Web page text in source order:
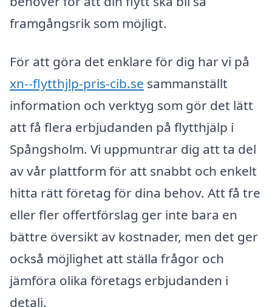
framgångsrik som möjligt.
För att göra det enklare för dig har vi på
xn--flytthjlp-pris-cib.se sammanställt
information och verktyg som gör det lätt
att få flera erbjudanden på flytthjälp i
Spångsholm. Vi uppmuntrar dig att ta del
av vår plattform för att snabbt och enkelt
hitta rätt företag för dina behov. Att få tre
eller fler offertförslag ger inte bara en
bättre översikt av kostnader, men det ger
också möjlighet att ställa frågor och
jämföra olika företags erbjudanden i
detalj.